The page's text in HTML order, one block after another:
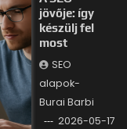
jövője: így
készülj fel
most
SEO
alapok-
Burai Barbi
2026-05-17